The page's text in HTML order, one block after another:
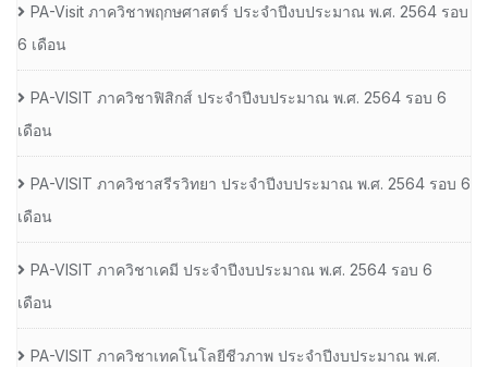
PA-Visit ภาควิชาพฤกษศาสตร์ ประจำปีงบประมาณ พ.ศ. 2564 รอบ
6 เดือน
PA-VISIT ภาควิชาฟิสิกส์ ประจำปีงบประมาณ พ.ศ. 2564 รอบ 6
เดือน
PA-VISIT ภาควิชาสรีรวิทยา ประจำปีงบประมาณ พ.ศ. 2564 รอบ 6
เดือน
PA-VISIT ภาควิชาเคมี ประจำปีงบประมาณ พ.ศ. 2564 รอบ 6
เดือน
PA-VISIT ภาควิชาเทคโนโลยีชีวภาพ ประจำปีงบประมาณ พ.ศ.